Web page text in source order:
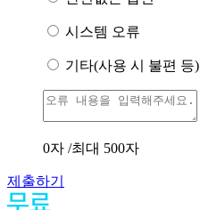
시스템 오류
기타(사용 시 불편 등)
0자 /최대 500자
제출하기